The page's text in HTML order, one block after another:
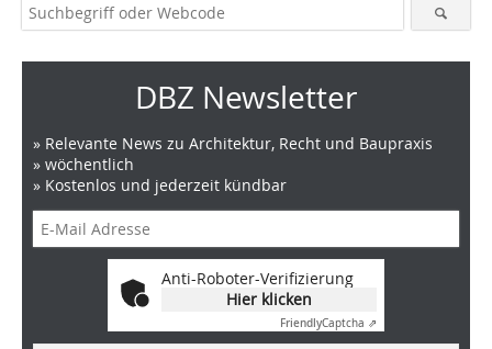
DBZ Newsletter
» Relevante News zu Architektur, Recht und Baupraxis
» wöchentlich
» Kostenlos und jederzeit kündbar
Anti-Roboter-Verifizierung
Hier klicken
FriendlyCaptcha ⇗